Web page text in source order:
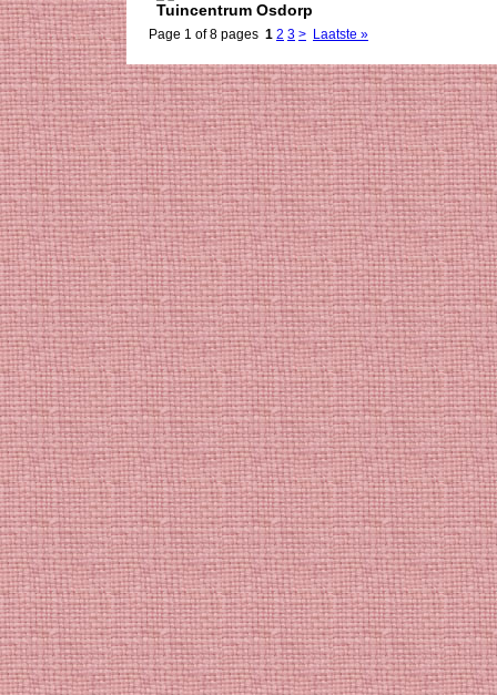
Tuincentrum Osdorp
Page 1 of 8 pages 1 2 3 > Laatste »